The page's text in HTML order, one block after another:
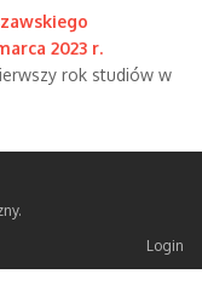
2023 r.
rok studiów w
Login